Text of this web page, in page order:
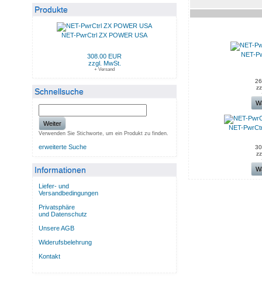
Produkte
NET-PwrCtrl ZX POWER USA
308.00 EUR
zzgl. MwSt.
+ Versand
Schnellsuche
Weiter
Verwenden Sie Stichworte, um ein Produkt zu finden.
erweiterte Suche
Informationen
Liefer- und
Versandbedingungen
Privatsphäre
und Datenschutz
Unsere AGB
Widerufsbelehrung
Kontakt
NET-
NET-